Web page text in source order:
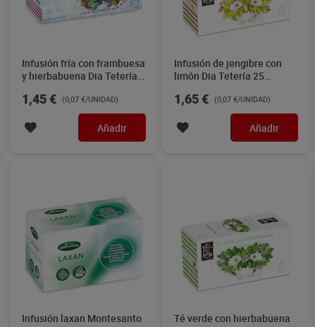
Infusión fría con frambuesa
y hierbabuena Dia Tetería
1,45 € (0,07 €/UNIDAD)
Añadir
Infusión de jengibre con
limón Dia Tetería 25
1,65 € (0,07 €/UNIDAD)
Añadir
Infusión laxan Montesanto
Té verde con hierbabuena